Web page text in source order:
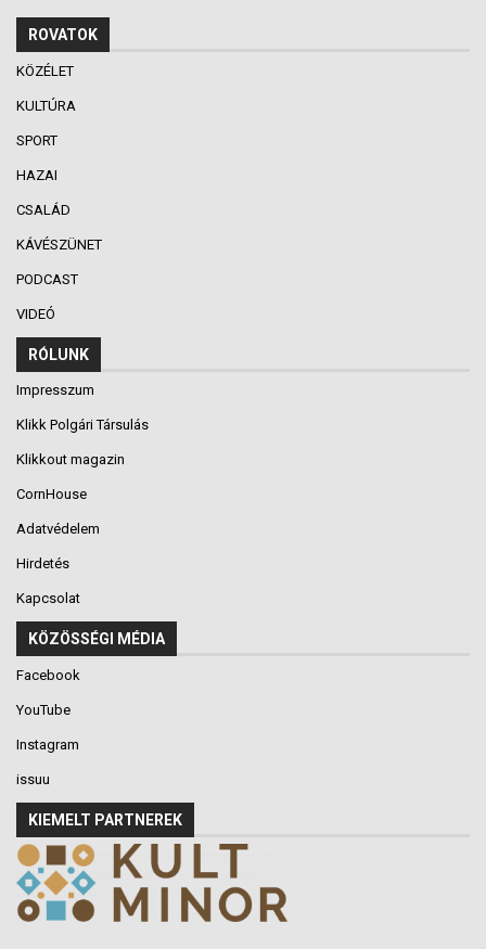
ROVATOK
KÖZÉLET
KULTÚRA
SPORT
HAZAI
CSALÁD
KÁVÉSZÜNET
PODCAST
VIDEÓ
RÓLUNK
Impresszum
Klikk Polgári Társulás
Klikkout magazin
CornHouse
Adatvédelem
Hirdetés
Kapcsolat
KÖZÖSSÉGI MÉDIA
Facebook
YouTube
Instagram
issuu
KIEMELT PARTNEREK